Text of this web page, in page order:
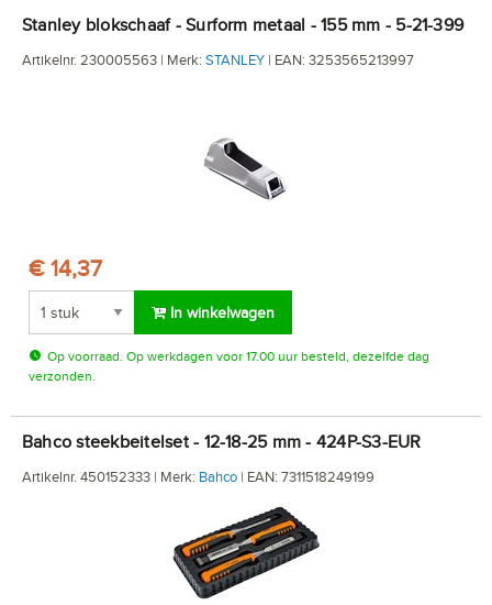
Stanley blokschaaf - Surform metaal - 155 mm - 5-21-399
Artikelnr. 230005563 | Merk: STANLEY | EAN: 3253565213997
€ 14,37
In winkelwagen
Op voorraad. Op werkdagen voor 17.00 uur besteld, dezelfde dag
verzonden.
Bahco steekbeitelset - 12-18-25 mm - 424P-S3-EUR
Artikelnr. 450152333 | Merk: Bahco | EAN: 7311518249199